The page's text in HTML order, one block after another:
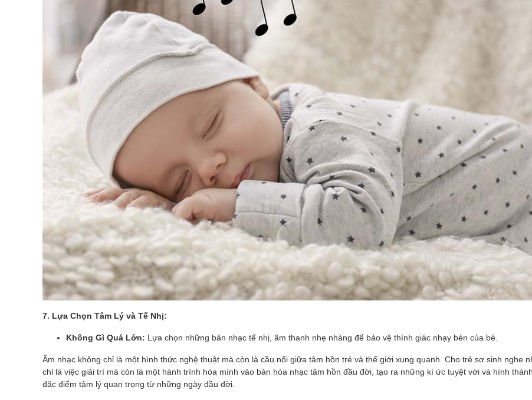
7. Lựa Chọn Tâm Lý và Tế Nhị:
Không Gì Quá Lớn: Lựa chọn những bản nhạc tế nhị, âm thanh nhẹ nhàng để bảo vệ thính giác nhạy bén của bé.
Âm nhạc không chỉ là một hình thức nghệ thuật mà còn là cầu nối giữa tâm hồn trẻ và thế giới xung quanh. Cho trẻ sơ sinh nghe
chỉ là việc giải trí mà còn là một hành trình hòa mình vào bản hòa nhạc tâm hồn đầu đời, tạo ra những kí ức tuyệt vời và hình
đặc điểm tâm lý quan trọng từ những ngày đầu đời.